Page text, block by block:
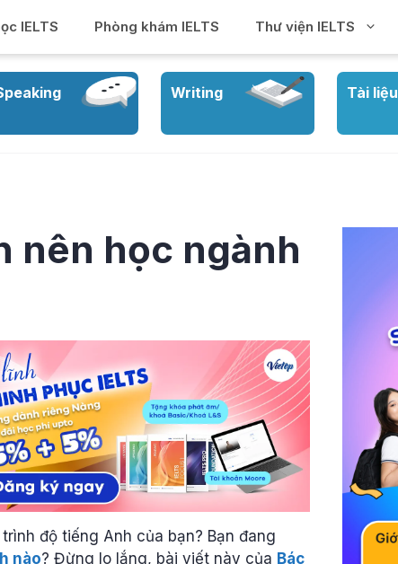
IELTS Phòng khám IELTS Thư viện IELTS
Writing Tài liệu
nên học ngành
độ tiếng Anh của bạn? Bạn đang
nào? Đừng lo lắng, bài viết này của Bác